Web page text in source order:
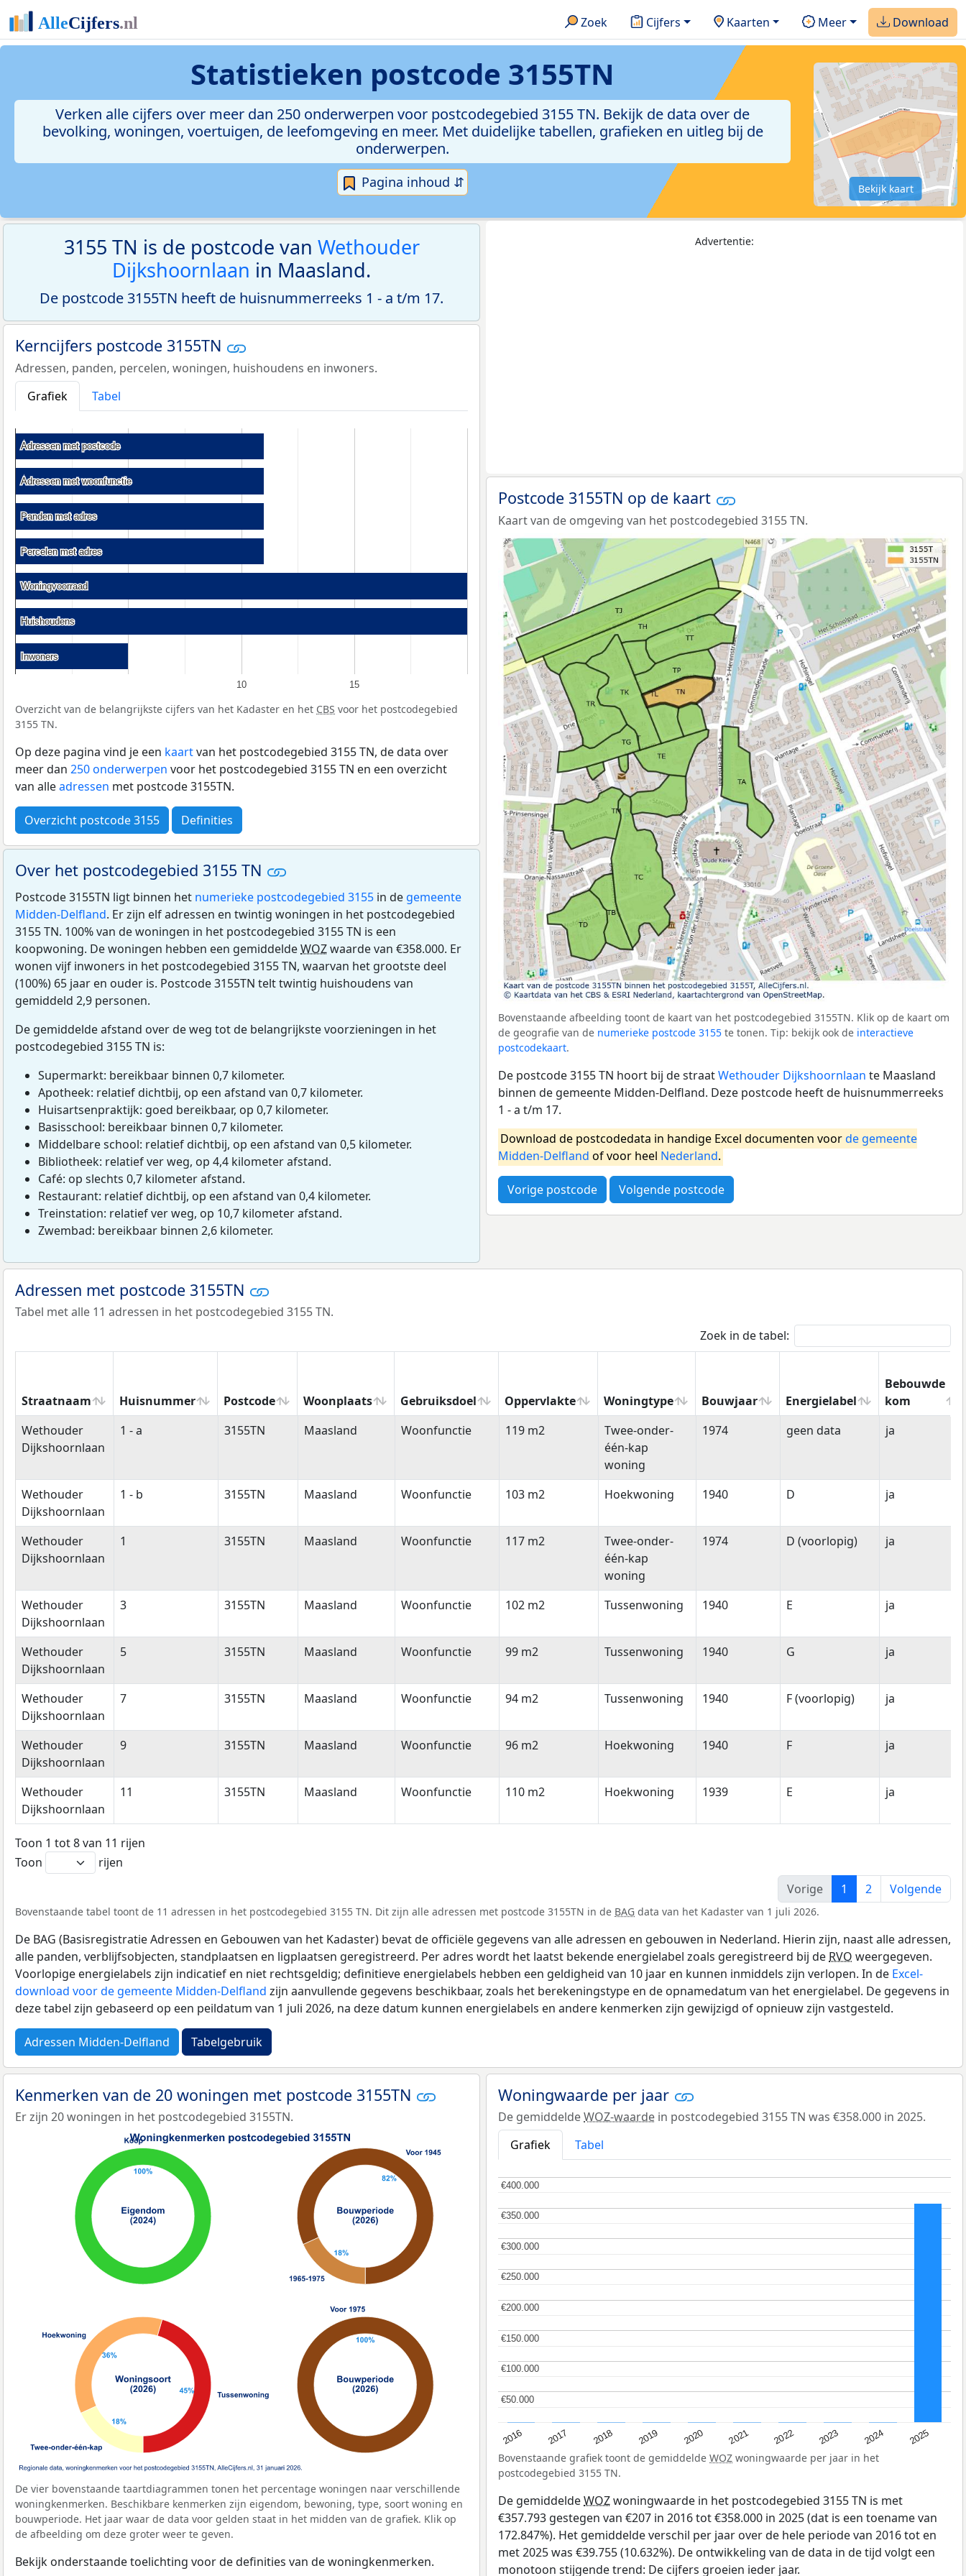
Zoek Cijfers Kaarten Meer Download
Statistieken postcode 3155TN
Verken alle cijfers over meer dan 250 onderwerpen voor postcodegebied 3155 TN. Bekijk de data over de
bevolking, woningen, voertuigen, de leefomgeving en meer. Met duidelijke tabellen, grafieken en uitleg bij de
onderwerpen.
Pagina inhoud ⇵ Bekijk kaart
3155 TN is de postcode van Wethouder
Dijkshoornlaan in Maasland.
De postcode 3155TN heeft de huisnummerreeks 1 - a t/m 17.
Kerncijfers postcode 3155TN
Adressen, panden, percelen, woningen, huishoudens en inwoners.
Grafiek
Tabel
10 15
Adressen met postcode
Adressen met postcode
Adressen met woonfunctie
Adressen met woonfunctie
Panden met adres
Panden met adres
Percelen met adres
Percelen met adres
Woningvoorraad
Woningvoorraad
Huishoudens
Huishoudens
Inwoners
Inwoners
Overzicht van de belangrijkste cijfers van het Kadaster en het CBS voor het postcodegebied
3155 TN.
Op deze pagina vind je een kaartvan het postcodegebied 3155 TN, de data over
meer dan 250 onderwerpen voor het postcodegebied 3155 TN en een overzicht
van alleadressen met postcode 3155TN.
Overzicht postcode 3155 Definities
Over het postcodegebied 3155 TN
Postcode 3155TN ligt binnen het numerieke postcodegebied 3155 in de gemeente
Midden-Delfland. Er zijn elf adressen en twintig woningen in het postcodegebied
3155 TN. 100% van de woningen in het postcodegebied 3155 TN is een
koopwoning. De woningen hebben een gemiddeldeWOZwaarde van €358.000. Er
wonen vijf inwoners in het postcodegebied 3155 TN, waarvan het grootste deel
(100%) 65 jaar en ouder is. Postcode 3155TN telt twintig huishoudens van
gemiddeld 2,9 personen.
De gemiddelde afstand over de weg tot de belangrijkste voorzieningen in het
postcodegebied 3155 TN is:
Supermarkt: bereikbaar binnen 0,7 kilometer.
Apotheek: relatief dichtbij, op een afstand van 0,7 kilometer.
Huisartsenpraktijk: goed bereikbaar, op 0,7 kilometer.
Basisschool: bereikbaar binnen 0,7 kilometer.
Middelbare school: relatief dichtbij, op een afstand van 0,5 kilometer.
Bibliotheek: relatief ver weg, op 4,4 kilometer afstand.
Café: op slechts 0,7 kilometer afstand.
Restaurant: relatief dichtbij, op een afstand van 0,4 kilometer.
Treinstation: relatief ver weg, op 10,7 kilometer afstand.
Zwembad: bereikbaar binnen 2,6 kilometer.
Advertentie:
Postcode 3155TN op de kaart
Kaart van de omgeving van het postcodegebied 3155 TN.
Bovenstaande afbeelding toont de kaart van het postcodegebied 3155TN. Klik op de kaart om
de geografie van de numerieke postcode 3155 te tonen. Tip: bekijk ook de interactieve
postcodekaart.
De postcode 3155 TN hoort bij de straatWethouder Dijkshoornlaan te Maasland
binnen de gemeente Midden-Delfland. Deze postcode heeft de huisnummerreeks
1 - a t/m 17.
Download de postcodedata in handige Excel documenten voorde gemeente
Midden-Delfland of voor heel Nederland.
Vorige postcode Volgende postcode
Adressen met postcode 3155TN
Tabel met alle 11 adressen in het postcodegebied 3155 TN.
Zoek in de tabel:
Straatnaam Huisnummer Postcode Woonplaats Gebruiksdoel Oppervlakte Woningtype Bouwjaar Energielabel
Bebouwde
kom
Straatnaam
Huisnummer Postcode Woonplaats Gebruiksdoel Oppervlakte Woningtype Bouwjaar Energielabel
Bebouwde
kom
Wethouder
Dijkshoornlaan
1 - a 3155TN Maasland Woonfunctie 119 m2
Twee-onder-
één-kap
woning
1974 geen data ja
Wethouder
Dijkshoornlaan
1 - b 3155TN Maasland Woonfunctie 103 m2 Hoekwoning 1940 D ja
Wethouder
Dijkshoornlaan
1 3155TN Maasland Woonfunctie 117 m2
Twee-onder-
één-kap
woning
1974 D (voorlopig) ja
Wethouder
Dijkshoornlaan
3 3155TN Maasland Woonfunctie 102 m2 Tussenwoning 1940 E ja
Wethouder
Dijkshoornlaan
5 3155TN Maasland Woonfunctie 99 m2 Tussenwoning 1940 G ja
Wethouder
Dijkshoornlaan
7 3155TN Maasland Woonfunctie 94 m2 Tussenwoning 1940 F (voorlopig) ja
Wethouder
Dijkshoornlaan
9 3155TN Maasland Woonfunctie 96 m2 Hoekwoning 1940 F ja
Wethouder
Dijkshoornlaan
11 3155TN Maasland Woonfunctie 110 m2 Hoekwoning 1939 E ja
Toon 1 tot 8 van 11 rijen
Toon
rijen
Vorige
1 2 Volgende
Bovenstaande tabel toont de 11 adressen in het postcodegebied 3155 TN. Dit zijn alle adressen met postcode 3155TN in de BAG data van het Kadaster van 1 juli 2026.
De BAG (Basisregistratie Adressen en Gebouwen van het Kadaster) bevat de officiële gegevens van alle adressen en gebouwen in Nederland. Hierin zijn, naast alle adressen,
alle panden, verblijfsobjecten, standplaatsen en ligplaatsen geregistreerd. Per adres wordt het laatst bekende energielabel zoals geregistreerd bij de RVO weergegeven.
Voorlopige energielabels zijn indicatief en niet rechtsgeldig; definitieve energielabels hebben een geldigheid van 10 jaar en kunnen inmiddels zijn verlopen. In de Excel-
download voor de gemeente Midden-Delfland zijn aanvullende gegevens beschikbaar, zoals het berekeningstype en de opnamedatum van het energielabel. De gegevens in
deze tabel zijn gebaseerd op een peildatum van 1 juli 2026, na deze datum kunnen energielabels en andere kenmerken zijn gewijzigd of opnieuw zijn vastgesteld.
Adressen Midden-Delfland Tabelgebruik
Kenmerken van de 20 woningen met postcode 3155TN
Er zijn 20 woningen in het postcodegebied 3155TN.
De vier bovenstaande taartdiagrammen tonen het percentage woningen naar verschillende
woningkenmerken. Beschikbare kenmerken zijn eigendom, bewoning, type, soort woning en
bouwperiode. Het jaar waar de data voor gelden staat in het midden van de grafiek. Klik op
de afbeelding om deze groter weer te geven.
Bekijk onderstaande toelichting voor de definities van de woningkenmerken.
Woningwaarde per jaar
De gemiddeldeWOZ-waarde in postcodegebied 3155 TN was €358.000 in 2025.
Grafiek
Tabel
2016 2017 2018 2019 2020 2021 2022 2023 2024 2025
€50.000
€50.000
€100.000
€100.000
€150.000
€150.000
€200.000
€200.000
€250.000
€250.000
€300.000
€300.000
€350.000
€350.000
€400.000
€400.000
Bovenstaande grafiek toont de gemiddelde WOZ woningwaarde per jaar in het
postcodegebied 3155 TN.
De gemiddeldeWOZwoningwaarde in het postcodegebied 3155 TN is met
€357.793 gestegen van €207 in 2016 tot €358.000 in 2025 (dat is een toename van
172.847%). Het gemiddelde verschil per jaar over de hele periode van 2016 tot en
met 2025 was €39.755 (10.632%). De ontwikkeling van de data in de tijd volgt een
monotoon stijgende trend: De cijfers groeien ieder jaar.